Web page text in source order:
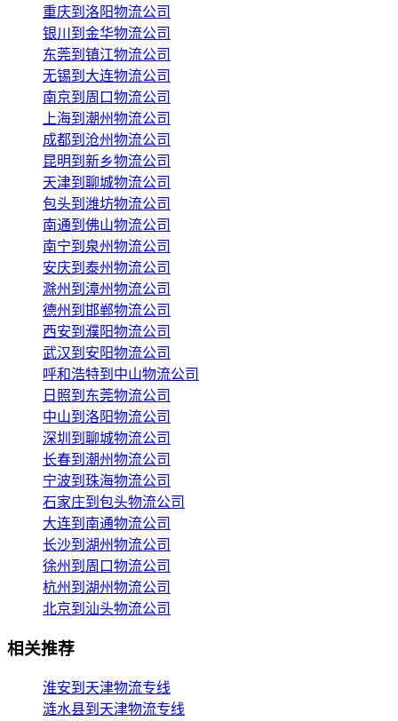
重庆到洛阳物流公司
银川到金华物流公司
东莞到镇江物流公司
无锡到大连物流公司
南京到周口物流公司
上海到潮州物流公司
成都到沧州物流公司
昆明到新乡物流公司
天津到聊城物流公司
包头到潍坊物流公司
南通到佛山物流公司
南宁到泉州物流公司
安庆到泰州物流公司
滁州到漳州物流公司
德州到邯郸物流公司
西安到濮阳物流公司
武汉到安阳物流公司
呼和浩特到中山物流公司
日照到东莞物流公司
中山到洛阳物流公司
深圳到聊城物流公司
长春到潮州物流公司
宁波到珠海物流公司
石家庄到包头物流公司
大连到南通物流公司
长沙到湖州物流公司
徐州到周口物流公司
杭州到湖州物流公司
北京到汕头物流公司
相关推荐
淮安到天津物流专线
涟水县到天津物流专线